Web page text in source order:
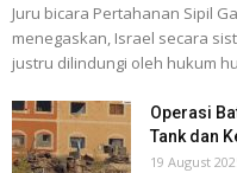
Juru bicara Pertahanan Sipil
menegaskan, Israel secara
justru dilindungi oleh hukum
Operasi
Tank dan
19 August